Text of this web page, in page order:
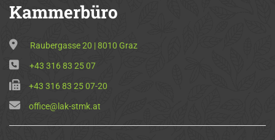
Kammerbüro
Raubergasse 20 | 8010 Graz
+43 316 83 25 07
+43 316 83 25 07-20
office@lak-stmk.at